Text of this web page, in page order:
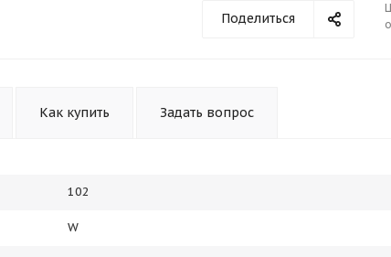
Поделиться
Как купить Задать вопрос
102
W
с вашей карты
% каждые 2 недели
Подробнее